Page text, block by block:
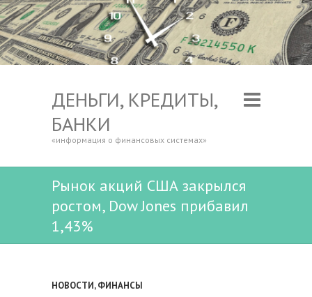
ДЕНЬГИ, КРЕДИТЫ,
БАНКИ
«информация о финансовых системах»
Рынок акций США закрылся
ростом, Dow Jones прибавил
1,43%
НОВОСТИ,ФИНАНСЫ